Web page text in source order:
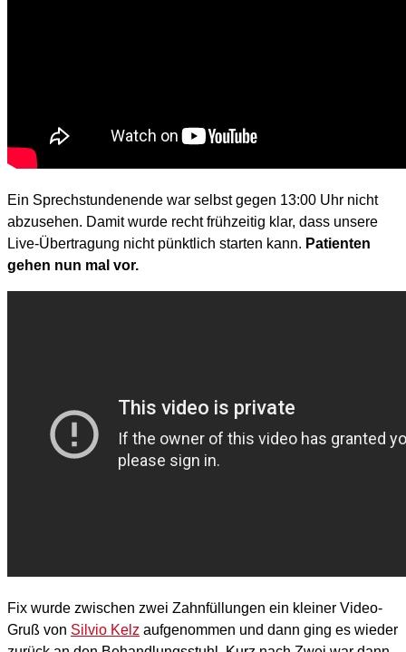
Ein Sprechstundenende war selbst gegen 13:00 Uhr nicht
abzusehen. Damit wurde recht frühzeitig klar, dass unsere
Live-Übertragung nicht pünktlich starten kann. Patienten
gehen nun mal vor.
Fix wurde zwischen zwei Zahnfüllungen ein kleiner Video-
Gruß von Silvio Kelz aufgenommen und dann ging es wieder